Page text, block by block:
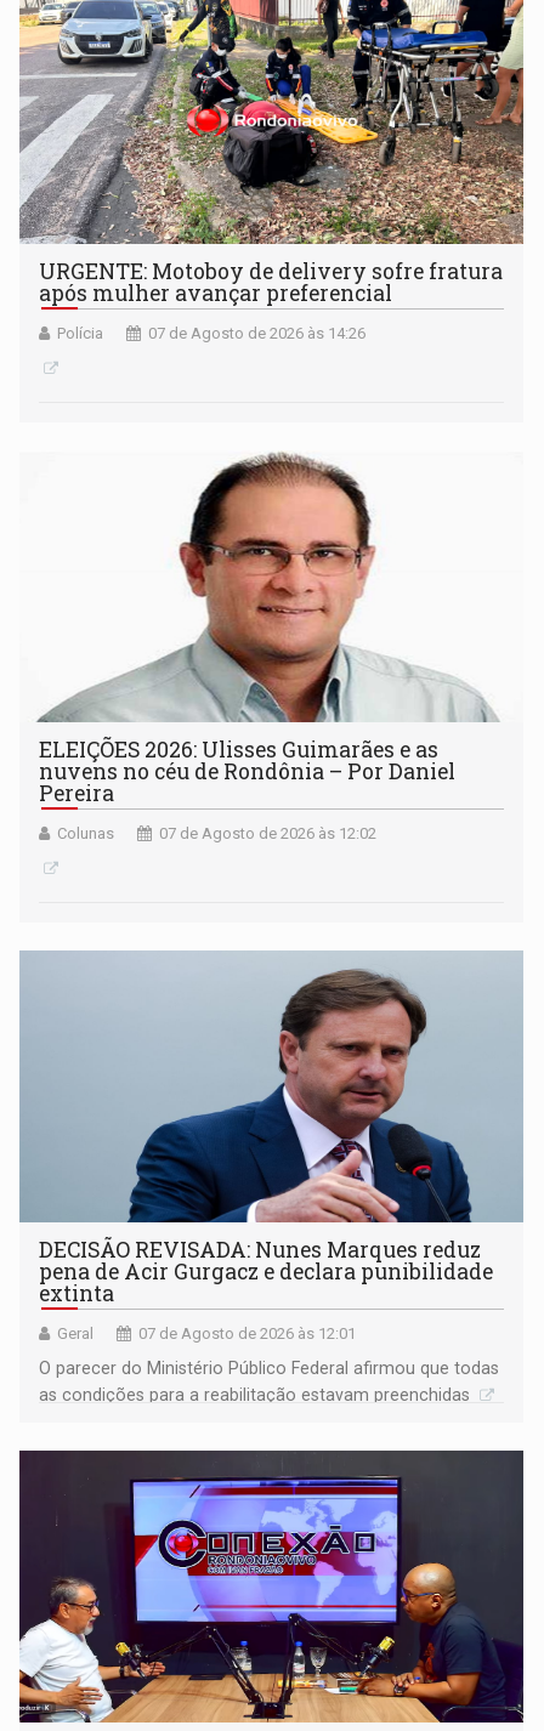
URGENTE: Motoboy de delivery sofre fratura
após mulher avançar preferencial
Polícia 07 de Agosto de 2026 às 14:26
ELEIÇÕES 2026: Ulisses Guimarães e as
nuvens no céu de Rondônia – Por Daniel
Pereira
Colunas 07 de Agosto de 2026 às 12:02
DECISÃO REVISADA: Nunes Marques reduz
pena de Acir Gurgacz e declara punibilidade
extinta
Geral 07 de Agosto de 2026 às 12:01
O parecer do Ministério Público Federal afirmou que todas
as condições para a reabilitação estavam preenchidas